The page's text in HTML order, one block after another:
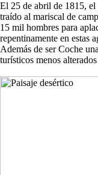
El 25 de abril de 1815, el
traído al mariscal de
15 mil hombres para
repentinamente en estas
Además de ser Coche
turísticos menos